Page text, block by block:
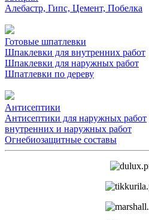
Алебастр, Гипс, Цемент, Побелка
Готовые шпатлевки
Шпаклевки для внутренних работ
Шпаклевки для наружных работ
Шпатлевки по дереву
Антисептики
Антисептики для наружных работ
внутренних и наружных работ
Огнебиозащитные составы